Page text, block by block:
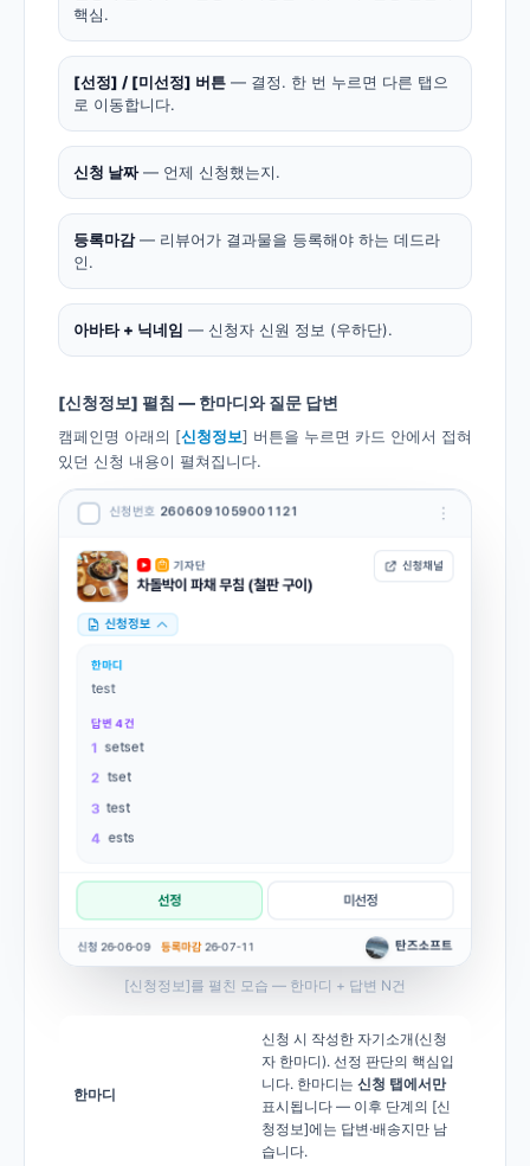
핵심.
[선정] / [미선정] 버튼 — 결정. 한 번 누르면 다른 탭으
로 이동합니다.
신청 날짜— 언제 신청했는지.
등록마감— 리뷰어가 결과물을 등록해야 하는 데드라
인.
아바타 + 닉네임 — 신청자 신원 정보 (우하단).
[신청정보] 펼침 — 한마디와 질문 답변
캠페인명 아래의 [신청정보] 버튼을 누르면 카드 안에서 접혀
있던 신청 내용이 펼쳐집니다.
[신청정보]를 펼친 모습 — 한마디 + 답변 N건
한마디
신청 시 작성한 자기소개(신청
자 한마디). 선정 판단의 핵심입
니다. 한마디는 신청 탭에서만
표시됩니다 — 이후 단계의 [신
청정보]에는 답변·배송지만 남
습니다.